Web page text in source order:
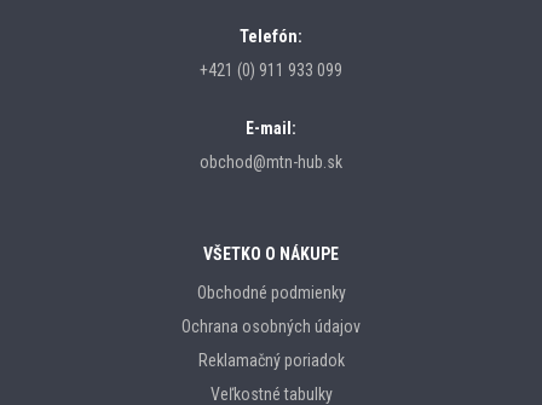
Telefón:
+421 (0) 911 933 099
E-mail:
obchod@mtn-hub.sk
VŠETKO O NÁKUPE
Obchodné podmienky
Ochrana osobných údajov
Reklamačný poriadok
Veľkostné tabulky